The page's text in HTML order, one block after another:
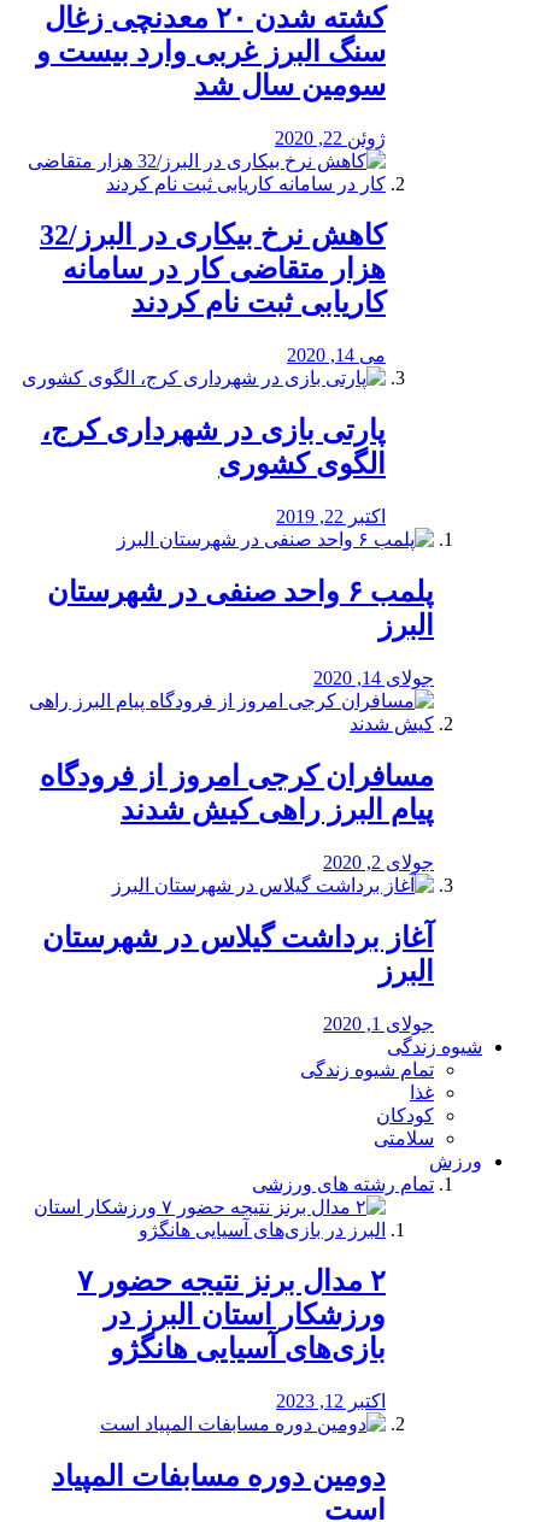
کشته شدن ۲۰ معدنچی زغال
سنگ البرز غربی وارد بیست و
سومین سال شد
ژوئن 22, 2020
کاهش نرخ بیکاری در البرز/32
هزار متقاضی کار در سامانه
کاریابی ثبت نام کردند
می 14, 2020
پارتی بازی در شهرداری کرج،
الگوی کشوری
اکتبر 22, 2019
پلمب ۶ واحد صنفی در شهرستان
البرز
جولای 14, 2020
مسافران کرجی امروز از فرودگاه
پیام البرز راهی کیش شدند
جولای 2, 2020
آغاز برداشت گیلاس در شهرستان
البرز
جولای 1, 2020
شیوه زندگی
تمام شیوه زندگی
غذا
کودکان
سلامتی
ورزش
تمام رشته های ورزشی
۲ مدال برنز نتیجه حضور ۷
ورزشکار استان البرز در
بازی‌های آسیایی هانگژو
اکتبر 12, 2023
دومین دوره مسابفات المپیاد
است